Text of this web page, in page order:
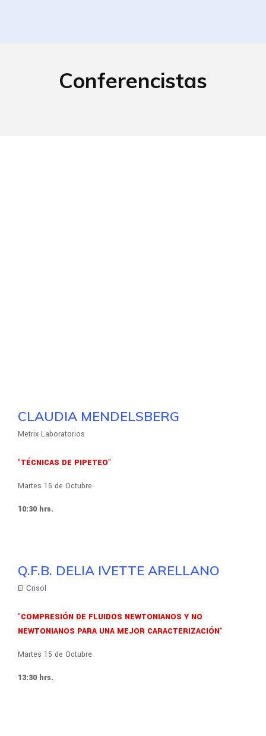
Conferencistas
CLAUDIA MENDELSBERG
Metrix Laboratorios
"TÉCNICAS DE PIPETEO"
Martes 15 de Octubre
10:30 hrs.
Q.F.B. DELIA IVETTE ARELLANO
El Crisol
"COMPRESIÓN DE FLUIDOS NEWTONIANOS Y NO
NEWTONIANOS PARA UNA MEJOR CARACTERIZACIÓN"
Martes 15 de Octubre
13:30 hrs.